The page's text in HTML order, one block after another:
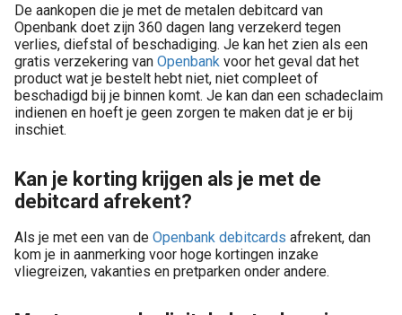
De aankopen die je met de metalen debitcard van
Openbank doet zijn 360 dagen lang verzekerd tegen
verlies, diefstal of beschadiging. Je kan het zien als een
gratis verzekering van Openbank voor het geval dat het
product wat je bestelt hebt niet, niet compleet of
beschadigd bij je binnen komt. Je kan dan een schadeclaim
indienen en hoeft je geen zorgen te maken dat je er bij
inschiet.
Kan je korting krijgen als je met de
debitcard afrekent?
Als je met een van de Openbank debitcards afrekent, dan
kom je in aanmerking voor hoge kortingen inzake
vliegreizen, vakanties en pretparken onder andere.